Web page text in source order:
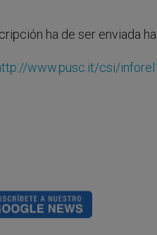
ha de ser enviada
www.pusc.it/csi/